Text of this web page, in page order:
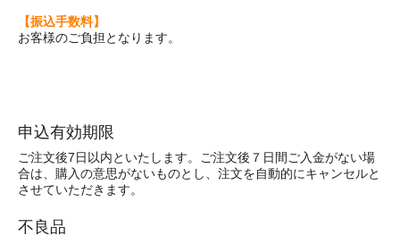
【振込手数料】
お客様のご負担となります。
申込有効期限
ご注文後7日以内といたします。ご注文後７日間ご入金がない場
合は、購入の意思がないものとし、注文を自動的にキャンセルと
させていただきます。
不良品